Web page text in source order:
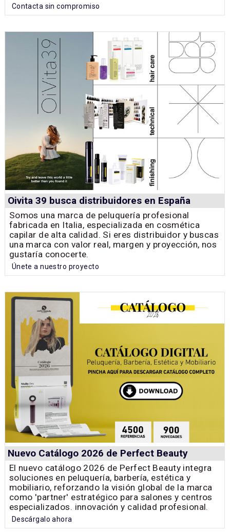
Contacta sin compromiso
Oivita 39 busca distribuidores en España
Somos una marca de peluquería profesional
fabricada en Italia, especializada en cosmética
capilar de alta calidad. Si eres distribuidor y buscas
una marca con valor real, margen y proyección, nos
gustaría conocerte.
Únete a nuestro proyecto
Nuevo Catálogo 2026 de Perfect Beauty
El nuevo catálogo 2026 de Perfect Beauty integra
soluciones en peluquería, barbería, estética y
mobiliario, reforzando la visión global de la marca
como 'partner' estratégico para salones y centros
especializados. innovación y calidad profesional.
Descárgalo ahora